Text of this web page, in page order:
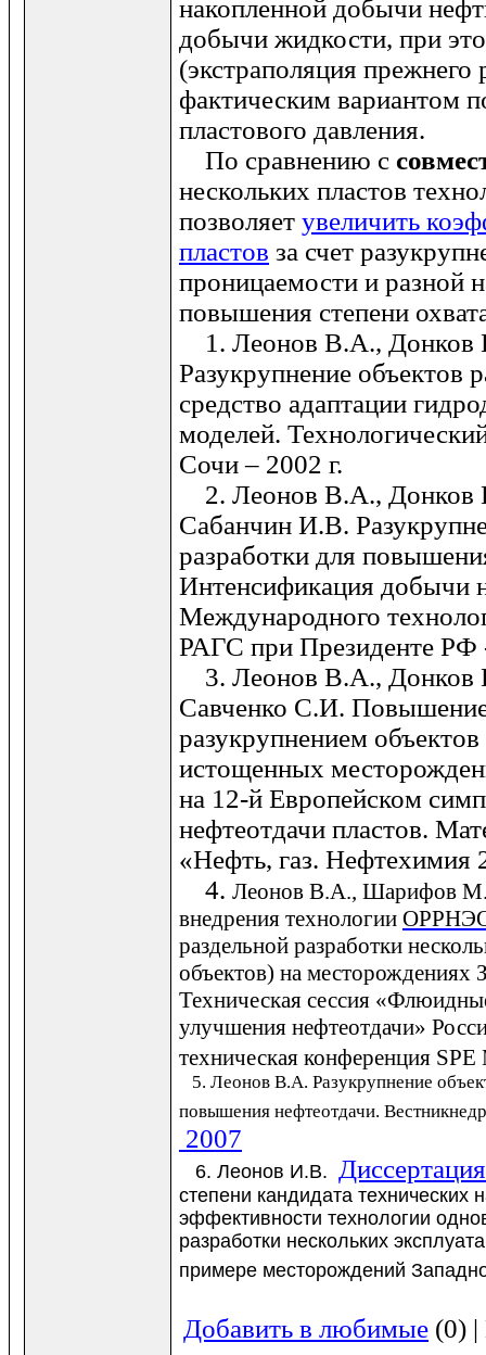
накопленной добычи
добычи жидкости, при
(экстраполяция
фактическим вариантом
пластового давления.
По сравнению с
нескольких пластов
позволяет увеличить
пластов за счет
проницаемости и разной
повышения степени
1. Леонов В.А., Донков
Разукрупнение объектов
средство адаптации
моделей.
Сочи – 2002 г.
2. Леонов В.А., Донков
Сабанчин И.В.
разработки для
Интенсификация добычи
Международного
РАГС при Президенте РФ
3. Леонов В.А., Донков
Савченко С.И. Повышение
разукрупнением объектов
истощенных
на 12-й Европейском
нефтеотдачи пластов.
«Нефть, газ. Нефтехимия
4. Леонов В.А., Шарифов
внедрения технологии
раздельной разработки
объектов) на месторождениях
Техническая сессия
улучшения нефтеотдачи»
техническая конференция
5. Леонов В.А. Разукрупнение
повышения нефтеотдачи.
2007
6. Леонов И.В. Диссертация
степени кандидата
эффективности технологии
разработки нескольких
примере месторождений
Добавить в любимые (0)